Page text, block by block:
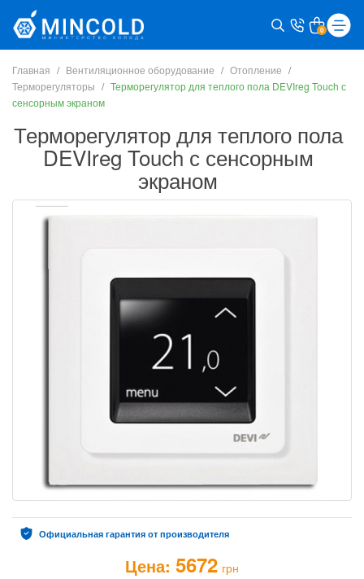
0
Главная Вентиляционное оборудование
Отопление
Терморегуляторы
Терморегулятор для теплого пола DEVIreg Touch с
сенсорным экраном
Терморегулятор для теплого пола
DEVIreg Touch с сенсорным
экраном
Официальная гарантия от производителя
Цена: 5672 грн